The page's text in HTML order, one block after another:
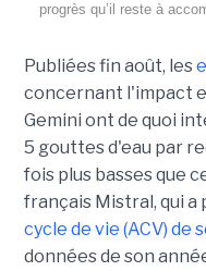
progrès qu’il reste à
Publiées fin août, les
concernant l'impact
Gemini ont de quoi
5 gouttes d'eau par
fois plus basses que
français Mistral, qui a
cycle de vie (ACV) de
données de son